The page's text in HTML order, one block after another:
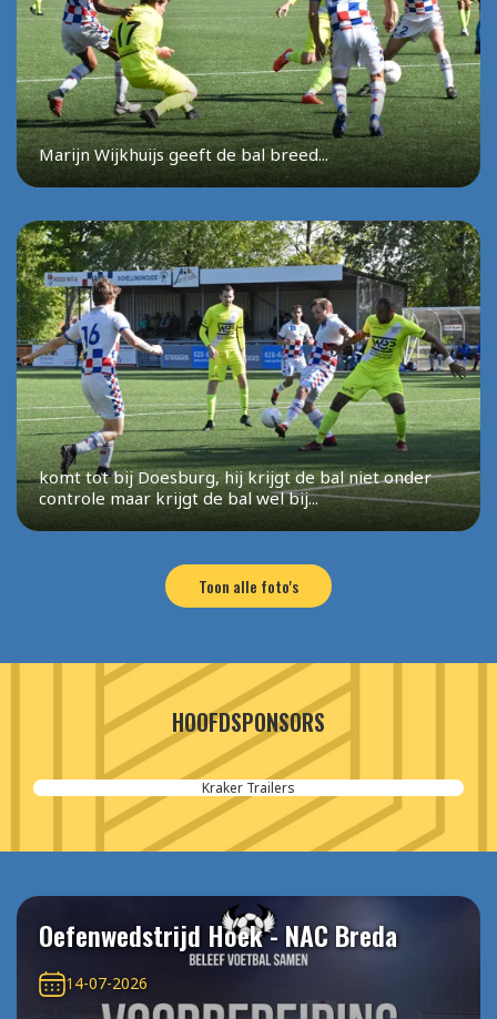
Marijn Wijkhuijs geeft de bal breed...
komt tot bij Doesburg, hij krijgt de bal niet onder
controle maar krijgt de bal wel bij...
Toon alle foto's
HOOFDSPONSORS
RH Beheer
Oefenwedstrijd Hoek - NAC Breda
14-07-2026